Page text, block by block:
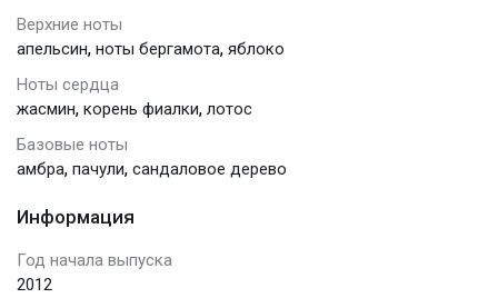
Верхние ноты
апельсин, ноты бергамота, яблоко
Ноты сердца
жасмин, корень фиалки, лотос
Базовые ноты
амбра, пачули, сандаловое дерево
Информация
Год начала выпуска
2012